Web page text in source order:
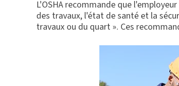
L'OSHA recommande que
des travaux, l'état de santé et la
travaux ou du quart ». Ces